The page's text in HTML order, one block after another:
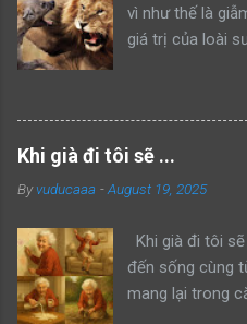
vì như thế là
giá trị của loài
nom lãnh địa,
khác đang lang
bảo con: “Hãy
lãnh thổ này đi
lên anh dũng
tử tiếp tục dẫn
một con hổ
thổ. Sư tử bố
Khi già đi tôi sẽ ...
Byvuducaaa -August 19, 2025
Khi già đi tôi
đến sống cùng
mang lại trong